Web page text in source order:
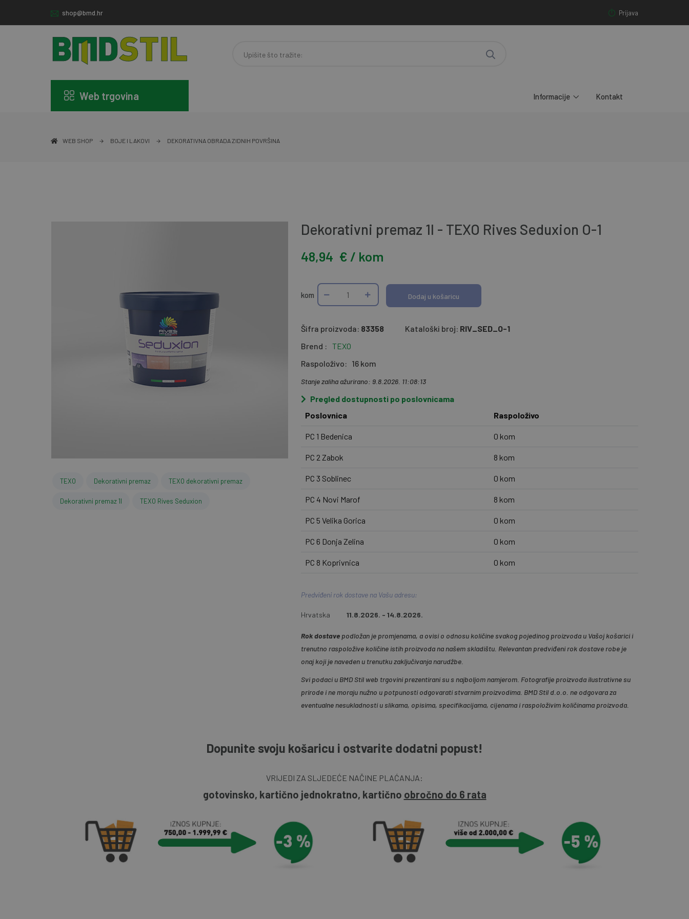
shop@bmd.hr Prijava
Web trgovina Informacije Kontakt
WEB SHOP BOJE I LAKOVI DEKORATIVNA OBRADA ZIDNIH POVRŠINA
TEXO Dekorativni premaz TEXO dekorativni premaz
Dekorativni premaz 1l TEXO Rives Seduxion
Dekorativni premaz 1l - TEXO Rives Seduxion O-1
48,94 € / kom
kom Dodaj u košaricu
Šifra proizvoda: 83358 Kataloški broj: RIV_SED_O-1
Brend : TEXO
Raspoloživo: 16 kom
Stanje zaliha ažurirano: 9.8.2026. 11:08:13
Pregled dostupnosti po poslovnicama
Poslovnica
Raspoloživo
PC 1 Bedenica 0 kom
PC 2 Zabok 8 kom
PC 3 Soblinec 0 kom
PC 4 Novi Marof 8 kom
PC 5 Velika Gorica 0 kom
PC 6 Donja Zelina 0 kom
PC 8 Koprivnica 0 kom
Predviđeni rok dostave na Vašu adresu:
Hrvatska 11.8.2026. - 14.8.2026.
Rok dostavepodložan je promjenama, a ovisi o odnosu količine svakog pojedinog proizvoda u Vašoj košarici i
trenutno raspoložive količine istih proizvoda na našem skladištu. Relevantan predviđeni rok dostave robe je
onaj koji je naveden u trenutku zaključivanja narudžbe.
Svi podaci u BMD Stil web trgovini prezentirani su s najboljom namjerom. Fotografije proizvoda ilustrativne su
prirode i ne moraju nužno u potpunosti odgovarati stvarnim proizvodima. BMD Stil d.o.o. ne odgovara za
eventualne nesukladnosti u slikama, opisima, specifikacijama, cijenama i raspoloživim količinama proizvoda.
Dopunite svoju košaricu i ostvarite dodatni popust!
VRIJEDI ZA SLJEDEĆE NAČINE PLAĆANJA:
gotovinsko, kartično jednokratno, kartično obročno do 6 rata